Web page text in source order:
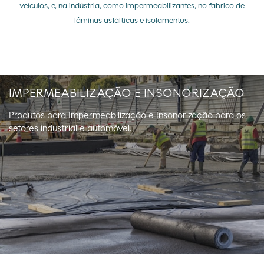
veículos, e, na indústria, como impermeabilizantes, no fabrico de
lâminas asfálticas e isolamentos.
IMPERMEABILIZAÇÃO E INSONORIZAÇÃO
Produtos para Impermeabilização e Insonorização para os
setores industrial e automóvel.